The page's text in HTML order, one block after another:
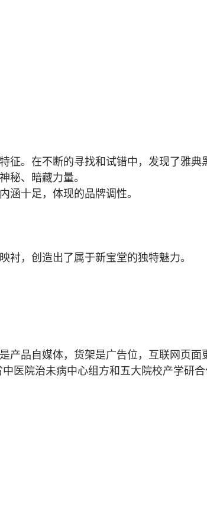
。在不断的寻找和试错中，发现了雅典
秘、暗藏力量。
涵十足，体现的品牌调性。
衬，创造出了属于新宝堂的独特魅力。
产品自媒体，货架是广告位，互联网页
医院治未病中心组方和五大院校产学研